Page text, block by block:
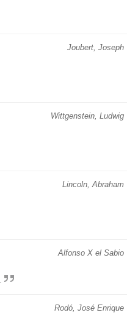
Joubert, Joseph
Wittgenstein, Ludwig
Lincoln, Abraham
Alfonso X el Sabio
Rodó, José Enrique